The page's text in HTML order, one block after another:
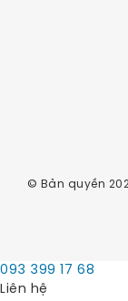
© Bản quyền
093 399 17 68
Liên hệ